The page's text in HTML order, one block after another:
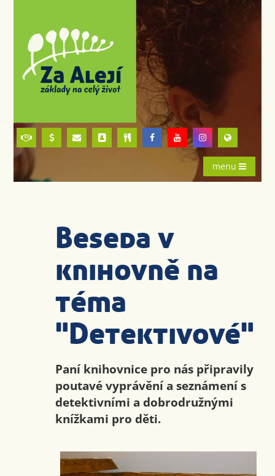
menu
Beseda v
knihovně na
téma
"Detektivové"
Paní knihovnice pro nás připravily
poutavé vyprávění a seznámení s
detektivními a dobrodružnými
knížkami pro děti.